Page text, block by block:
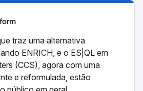
traz uma alternativa
ENRICH, e o ES|QL em
(CCS), agora com uma
e reformulada, estão